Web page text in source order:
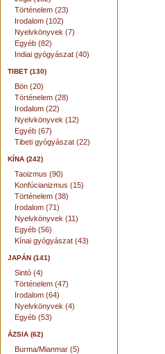
Történelem (23)
Irodalom (102)
Nyelvkönyvek (7)
Egyéb (82)
Indiai gyógyászat (40)
TIBET (130)
Bön (20)
Történelem (28)
Irodalom (22)
Nyelvkönyvek (12)
Egyéb (67)
Tibeti gyógyászat (22)
KÍNA (242)
Taoizmus (90)
Konfúcianizmus (15)
Történelem (38)
Irodalom (71)
Nyelvkönyvek (11)
Egyéb (56)
Kínai gyógyászat (43)
JAPÁN (141)
Sintó (4)
Történelem (47)
Irodalom (64)
Nyelvkönyvek (4)
Egyéb (53)
ÁZSIA (62)
Burma/Mianmar (5)